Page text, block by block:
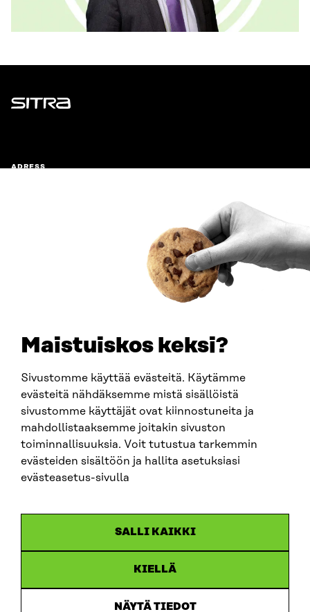
Maistuiskos keksi?
Sivustomme käyttää evästeitä. Käytämme
evästeitä nähdäksemme mistä sisällöistä
sivustomme käyttäjät ovat kiinnostuneita ja
mahdollistaaksemme joitakin sivuston
toiminnallisuuksia. Voit tutustua tarkemmin
evästeiden sisältöön ja hallita asetuksiasi
evästeasetus-sivulla
SALLI KAIKKI
KIELLÄ
NÄYTÄ TIEDOT
Sitra
ADRESS
fornamn.efternamn@sitra.fi
SITRA PÅ SOCIALA MEDIER
LinkedIn
Instagram
YouTube